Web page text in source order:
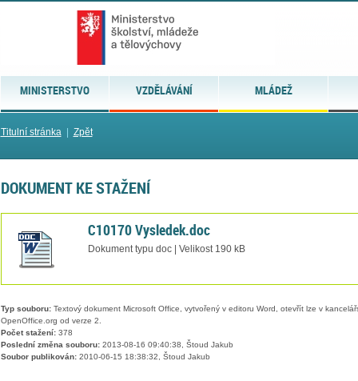
MINISTERSTVO VZDĚLÁVÁNÍ MLÁDEŽ
Titulní stránka| Zpět
DOKUMENT KE STAŽENÍ
C10170 Vysledek.doc
Dokument typu doc | Velikost 190 kB
Typ souboru:Textový dokument Microsoft Office, vytvořený v editoru Word, otevřít lze v
OpenOffice.org od verze 2.
Počet stažení:378
Poslední změna souboru:2013-08-16 09:40:38, Štoud Jakub
Soubor publikován:2010-06-15 18:38:32, Štoud Jakub